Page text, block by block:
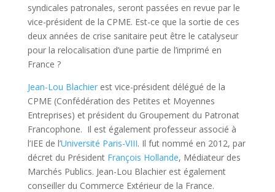
syndicales patronales, seront passées en revue par le
vice-président de la CPME. Est-ce que la sortie de ces
deux années de crise sanitaire peut être le catalyseur
pour la relocalisation d’une partie de l’imprimé en
France ?
Jean-Lou Blachier est vice-président délégué de la
CPME (Confédération des Petites et Moyennes
Entreprises) et président du Groupement du Patronat
Francophone. Il est également professeur associé à
l’IEE de l’Université Paris-VIII. Il fut nommé en 2012, par
décret du Président François Hollande, Médiateur des
Marchés Publics. Jean-Lou Blachier est également
conseiller du Commerce Extérieur de la France.